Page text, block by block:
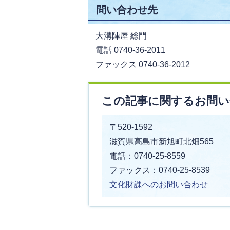
問い合わせ先
大溝陣屋 総門
電話 0740-36-2011
ファックス 0740-36-2012
この記事に関するお問
〒520-1592
滋賀県高島市新旭町北畑565
電話：0740-25-8559
ファックス：0740-25-8539
文化財課へのお問い合わせ